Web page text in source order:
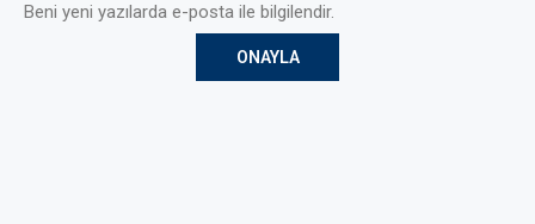
Beni yeni yazılarda e-posta ile bilgilendir.